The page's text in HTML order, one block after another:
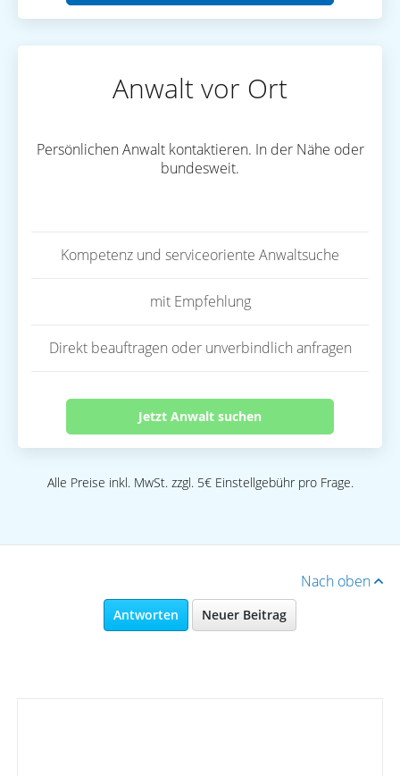
Anwalt vor Ort
Persönlichen Anwalt kontaktieren. In der Nähe oder
bundesweit.
Kompetenz und serviceoriente Anwaltsuche
mit Empfehlung
Direkt beauftragen oder unverbindlich anfragen
Jetzt Anwalt suchen
Alle Preise inkl. MwSt. zzgl. 5€ Einstellgebühr pro Frage.
Nach oben
Antworten Neuer Beitrag